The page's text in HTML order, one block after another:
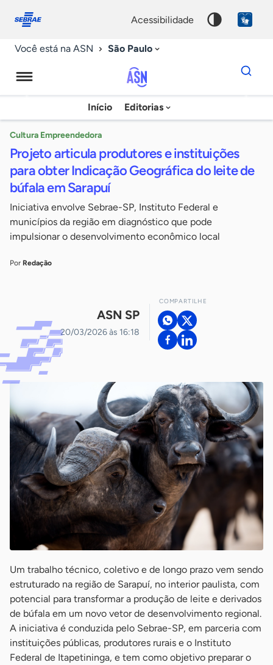
conosco
acessibilidade
Você está na ASN São Paulo
Agência
Sebrae
Notícias
Início Editorias
Dados
para
chave
Cultura Empreendedora
Projeto articula produtores e instituições
para obter Indicação Geográfica do leite de
búfala em Sarapuí
Iniciativa envolve Sebrae-SP, Instituto Federal e
municípios da região em diagnóstico que pode
impulsionar o desenvolvimento econômico local
Por Redação
ASN SP
20/03/2026 às 16:18
COMPARTILHE
Um trabalho técnico, coletivo e de longo prazo vem sendo
estruturado na região de Sarapuí, no interior paulista, com
potencial para transformar a produção de leite e derivados
de búfala em um novo vetor de desenvolvimento regional.
A iniciativa é conduzida pelo Sebrae-SP, em parceria com
instituições públicas, produtores rurais e o Instituto
Federal de Itapetininga, e tem como objetivo preparar o